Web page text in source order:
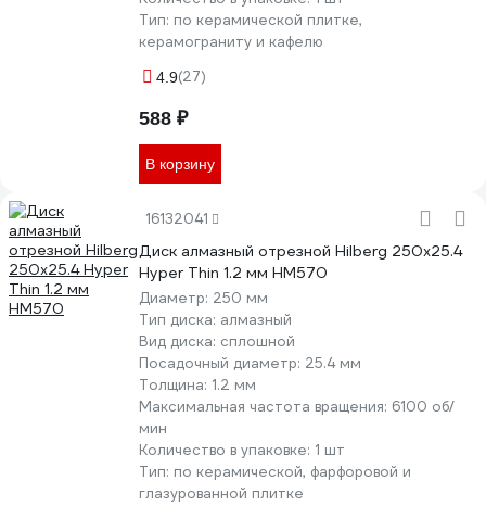
Тип: по керамической плитке,
керамограниту и кафелю
4.9(27)
588 ₽
В корзину
16132041
Диск алмазный отрезной Hilberg 250х25.4
Hyper Thin 1.2 мм HM570
Диаметр: 250 мм
Тип диска: алмазный
Вид диска: сплошной
Посадочный диаметр: 25.4 мм
Толщина: 1.2 мм
Максимальная частота вращения: 6100 об/
мин
Количество в упаковке: 1 шт
Тип: по керамической, фарфоровой и
глазурованной плитке